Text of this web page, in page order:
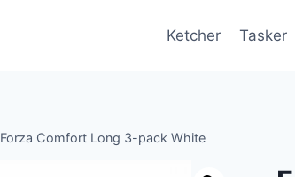
Ketcher Tasker
Forza Comfort Long 3-pack White